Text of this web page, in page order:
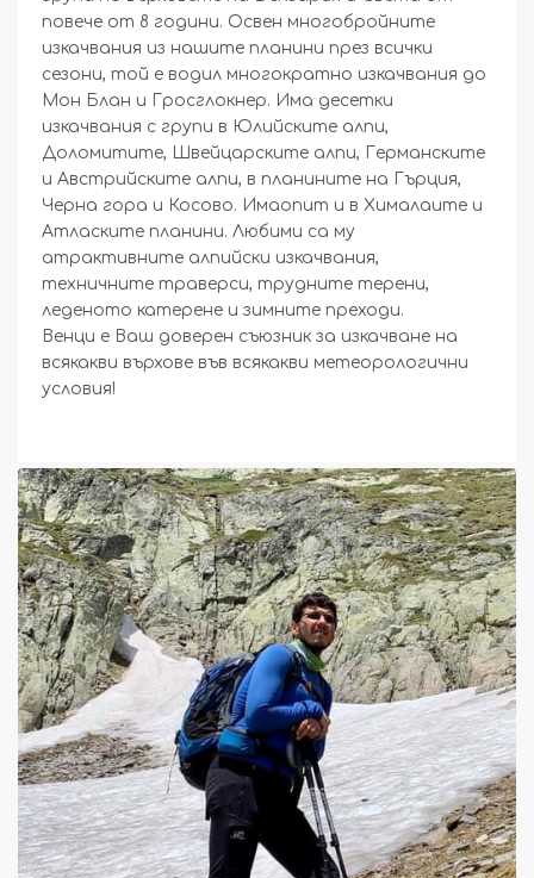
повече от 8 години. Освен многобройните
изкачвания из нашите планини през всички
сезони, той е водил многократно изкачвания до
Мон Блан и Гросглокнер. Има десетки
изкачвания с групи в Юлийските алпи,
Доломитите, Швейцарските алпи, Германските
и Австрийските алпи, в планините на Гърция,
Черна гора и Косово. Имаопит и в Хималаите и
Атласките планини. Любими са му
атрактивните алпийски изкачвания,
техничните траверси, трудните терени,
леденото катерене и зимните преходи.
Венци е Ваш доверен съюзник за изкачване на
всякакви върхове във всякакви метеорологични
условия!